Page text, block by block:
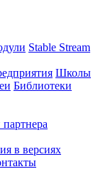
Stable Stream
Школы
Библиотеки
в версиях